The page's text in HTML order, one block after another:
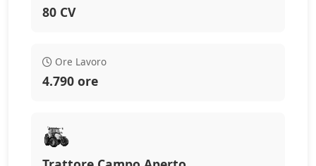
80 CV
Ore Lavoro
4.790 ore